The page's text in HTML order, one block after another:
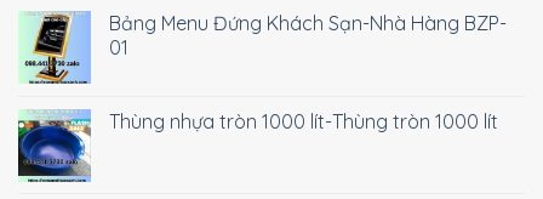
Bảng Menu Đứng Khách Sạn-Nhà Hàng BZP-
01
Thùng nhựa tròn 1000 lít-Thùng tròn 1000 lít